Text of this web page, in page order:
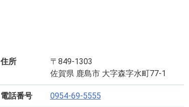
住所
〒849-1303
佐賀県 鹿島市 大字森字水町77-1
電話番号 0954-69-5555